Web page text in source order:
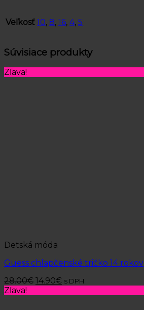
Veľkosť 10, 8, 16, 4, 5
Súvisiace produkty
Zľava!
Detská móda
Guess chlapčenské tričko 14 rokov
28.00€ 14.90€ s DPH
Zľava!